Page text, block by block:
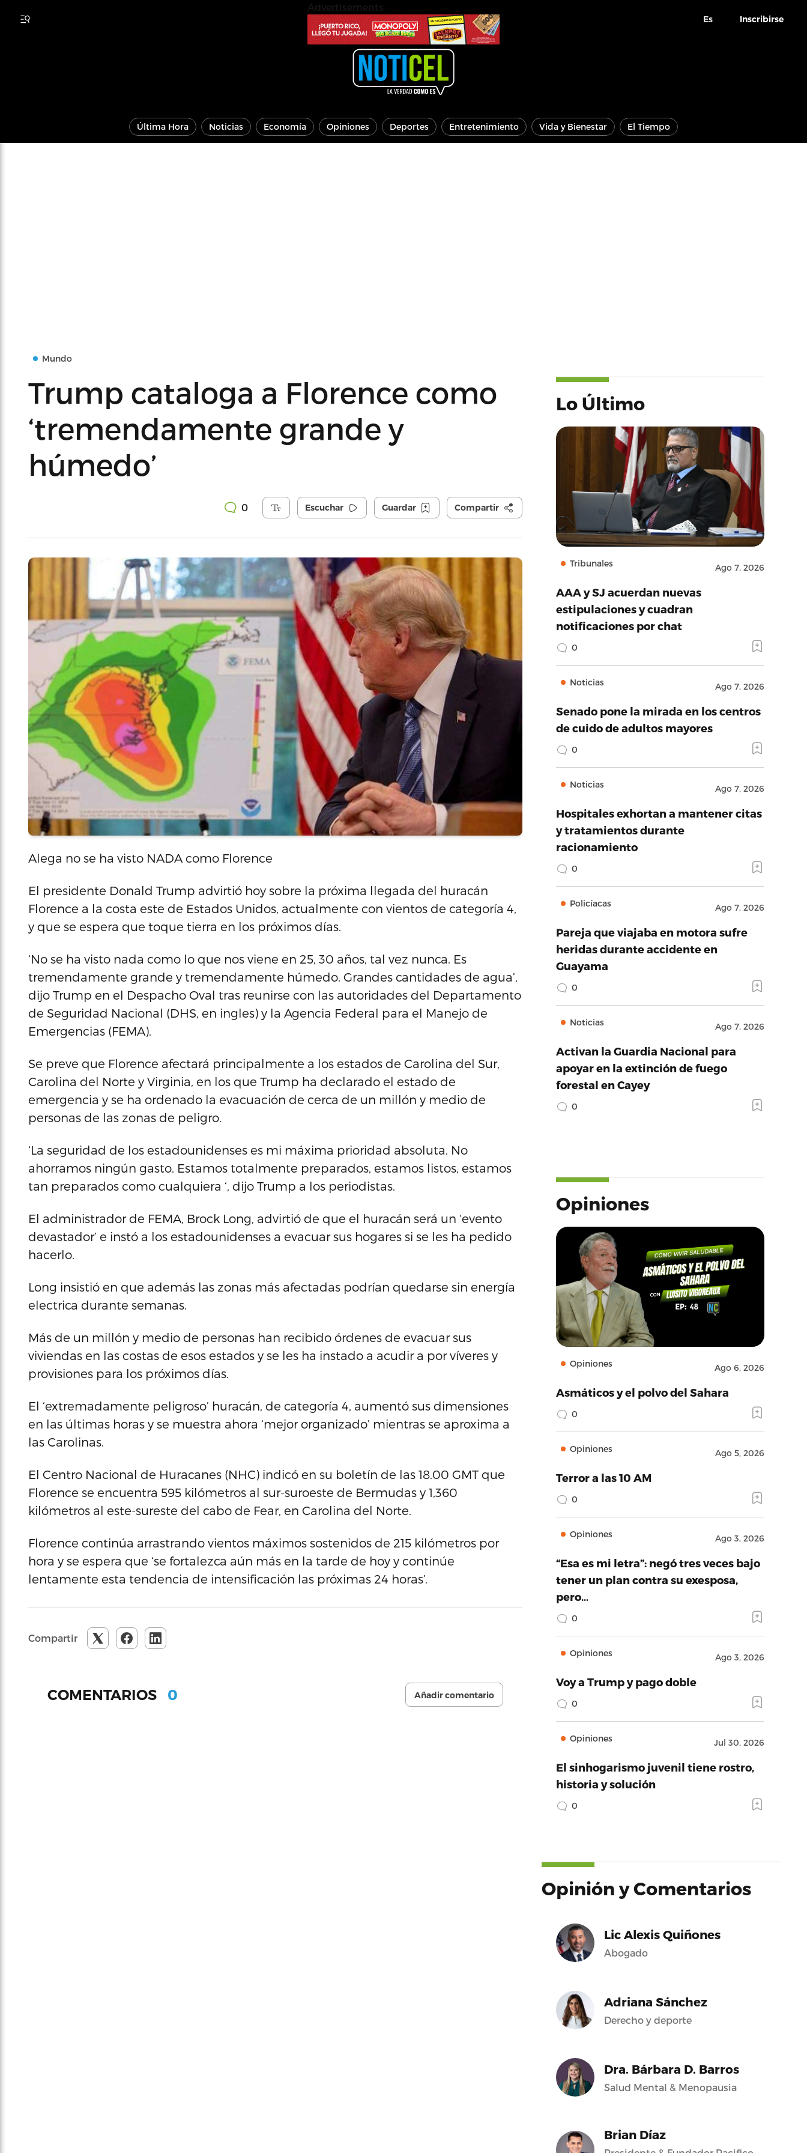
Es Inscribirse
Última Hora Noticias Economía Opiniones Deportes Entretenimiento Vida y Bienestar El Tiempo
Mundo
Trump cataloga a Florence como
‘tremendamente grande y
húmedo’
0 Escuchar Guardar Compartir
Alega no se ha visto NADA como Florence
El presidente Donald Trump advirtió hoy sobre la próxima llegada del huracán
Florence a la costa este de Estados Unidos, actualmente con vientos de categoría 4,
y que se espera que toque tierra en los próximos días.
‘No se ha visto nada como lo que nos viene en 25, 30 años, tal vez nunca. Es
tremendamente grande y tremendamente húmedo. Grandes cantidades de agua’,
dijo Trump en el Despacho Oval tras reunirse con las autoridades del Departamento
de Seguridad Nacional (DHS, en ingles) y la Agencia Federal para el Manejo de
Emergencias (FEMA).
Se preve que Florence afectará principalmente a los estados de Carolina del Sur,
Carolina del Norte y Virginia, en los que Trump ha declarado el estado de
emergencia y se ha ordenado la evacuación de cerca de un millón y medio de
personas de las zonas de peligro.
‘La seguridad de los estadounidenses es mi máxima prioridad absoluta. No
ahorramos ningún gasto. Estamos totalmente preparados, estamos listos, estamos
tan preparados como cualquiera ‘, dijo Trump a los periodistas.
El administrador de FEMA, Brock Long, advirtió de que el huracán será un ‘evento
devastador’ e instó a los estadounidenses a evacuar sus hogares si se les ha pedido
hacerlo.
Long insistió en que además las zonas más afectadas podrían quedarse sin energía
electrica durante semanas.
Más de un millón y medio de personas han recibido órdenes de evacuar sus
viviendas en las costas de esos estados y se les ha instado a acudir a por víveres y
provisiones para los próximos días.
El ‘extremadamente peligroso’ huracán, de categoría 4, aumentó sus dimensiones
en las últimas horas y se muestra ahora ‘mejor organizado’ mientras se aproxima a
las Carolinas.
El Centro Nacional de Huracanes (NHC) indicó en su boletín de las 18.00 GMT que
Florence se encuentra 595 kilómetros al sur-suroeste de Bermudas y 1,360
kilómetros al este-sureste del cabo de Fear, en Carolina del Norte.
Florence continúa arrastrando vientos máximos sostenidos de 215 kilómetros por
hora y se espera que ‘se fortalezca aún más en la tarde de hoy y continúe
lentamente esta tendencia de intensificación las próximas 24 horas’.
Compartir
COMENTARIOS 0 Añadir comentario
Lo Último
Tribunales Ago 7, 2026
AAA y SJ acuerdan nuevas
estipulaciones y cuadran
notificaciones por chat
0
Noticias Ago 7, 2026
Senado pone la mirada en los centros
de cuido de adultos mayores
0
Noticias Ago 7, 2026
Hospitales exhortan a mantener citas
y tratamientos durante
racionamiento
0
Policíacas Ago 7, 2026
Pareja que viajaba en motora sufre
heridas durante accidente en
Guayama
0
Noticias Ago 7, 2026
Activan la Guardia Nacional para
apoyar en la extinción de fuego
forestal en Cayey
0
Opiniones
Opiniones Ago 6, 2026
Asmáticos y el polvo del Sahara
0
Opiniones Ago 5, 2026
Terror a las 10 AM
0
Opiniones Ago 3, 2026
“Esa es mi letra”: negó tres veces bajo
tener un plan contra su exesposa,
pero…
0
Opiniones Ago 3, 2026
Voy a Trump y pago doble
0
Opiniones Jul 30, 2026
El sinhogarismo juvenil tiene rostro,
historia y solución
0
Opinión y Comentarios
Lic Alexis Quiñones
Abogado
Adriana Sánchez
Derecho y deporte
Dra. Bárbara D. Barros
Salud Mental & Menopausia
Brian Díaz